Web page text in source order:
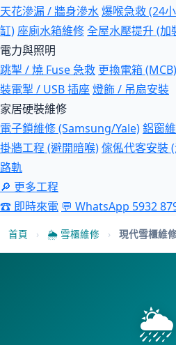
天花滲漏 / 牆身滲水爆喉急救 (24
缸) 座廁水箱維修全屋水壓提升 (加
電力與照明
跳掣 / 燒 Fuse 急救 更換電箱 (MCB)
裝電掣 / USB 插座燈飾 / 吊扇安裝
家居硬裝維修
電子鎖維修 (Samsung/Yale)鋁窗
掛牆工程 (避開暗喉)傢俬代客安裝
路軌
🔎 更多工程
☎ 即時來電 💬 WhatsApp 5932
首頁 › 🌦 雪櫃維修 › 現代雪櫃維
🌦